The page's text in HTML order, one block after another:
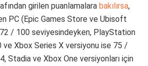
girilen puanlamalara bakılırsa,
PC (Epic Games Store ve Ubisoft
/ 100 seviyesindeyken, PlayStation
Xbox Series X versiyonu ise 75 /
Stadia ve Xbox One versiyonları için